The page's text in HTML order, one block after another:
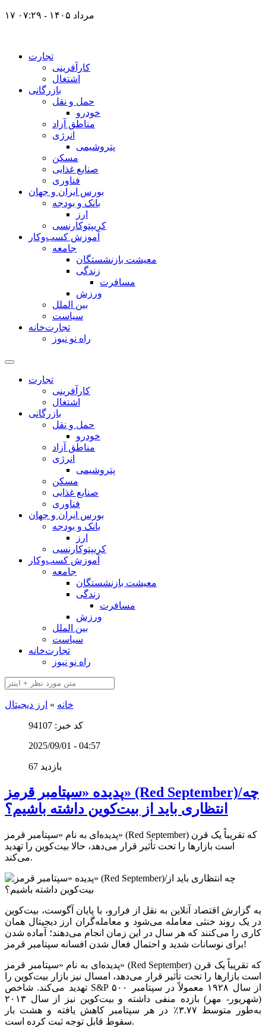
۱۷ مرداد ۱۴۰۵ - ۰۷:۲۹
تجارت
کارآفرینی
اشتغال
بازرگانی
حمل و نقل
خودرو
مناطق آزاد
انرژی
پتروشیمی
مسکن
صنایع غذایی
فناوری
بورس ایران و جهان
بانک و بودجه
ارز
کریپتوکارنسی
آموزش کسب‌وکار
جامعه
معیشت بازنشستگان
زندگی
مسافرت
ورزش
بین الملل
سیاست
تجارت‌خانه
راه نو نیوز
تجارت
کارآفرینی
اشتغال
بازرگانی
حمل و نقل
خودرو
مناطق آزاد
انرژی
پتروشیمی
مسکن
صنایع غذایی
فناوری
بورس ایران و جهان
بانک و بودجه
ارز
کریپتوکارنسی
آموزش کسب‌وکار
جامعه
معیشت بازنشستگان
زندگی
مسافرت
ورزش
بین الملل
سیاست
تجارت‌خانه
راه نو نیوز
خانه » ارز دیجیتال
کد خبر: 94107
2025/09/01 - 04:57
67 بازدید
پدیده «سپتامبر قرمز» (Red September)/چه
انتظاری باید از بیت‌کوین داشته باشیم؟
پدیده‌ای به نام «سپتامبر قرمز» (Red September) که تقریباً یک قرن
است بازارها را تحت تأثیر قرار می‌دهد، حالا بیت‌کوین را تهدید
می‌کند.
به گزارش اقتصاد آنلاین به نقل از فرارو، با پایان آگوست، بیت‌کوین
در یک روند خنثی معامله می‌شود و معامله‌گران ارز دیجیتال همان
کاری را می‌کنند که هر سال در این زمان انجام می‌دهند؛ آماده شدن
برای نوسانات شدید و احتمال فعال شدن افسانه سپتامبر قرمز!
پدیده‌ای به نام «سپتامبر قرمز» (Red September) که تقریباً یک قرن
است بازار‌ها را تحت تأثیر قرار می‌دهد، امسال نیز بازار بیت‌کوین را
تهدید می‌کند. شاخص S&P ۵۰۰ از سال ۱۹۲۸ معمولاً در سپتامبر
(شهریور- مهر) بازده منفی داشته و بیت‌کوین نیز از سال ۲۰۱۳
به‌طور متوسط ۳.۷۷٪ در هر سپتامبر کاهش یافته و هشت بار
سقوط قابل توجه ثبت کرده است.